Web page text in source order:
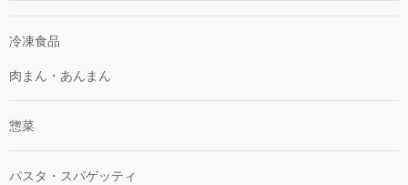
冷凍食品
肉まん・あんまん
惣菜
パスタ・スパゲッティ